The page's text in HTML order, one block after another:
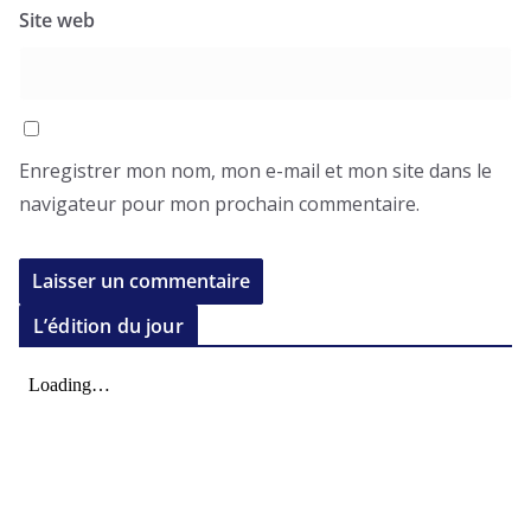
Site web
Enregistrer mon nom, mon e-mail et mon site dans le
navigateur pour mon prochain commentaire.
L’édition du jour